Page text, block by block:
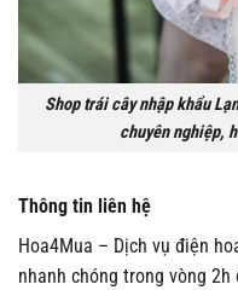
Shop trái cây nhập khẩu
chuyên nghiệp,
Thông tin liên hệ
Hoa4Mua – Dịch vụ điện
nhanh chóng trong vòng 2h